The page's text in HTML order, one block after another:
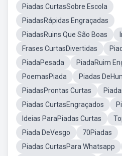
Piadas CurtasSobre Escola
PiadasRápidas Engraçadas
PiadasRuins Que São Boas
Frases CurtasDivertidas
PiadaPesada
PiadaRuim
PoemasPiada
Piadas
PiadasProntas Curtas
Piadas CurtasEngraçados
Ideias ParaPiadas Curtas
Piada DeVesgo
70Piadas
Piadas CurtasPara Whatsapp